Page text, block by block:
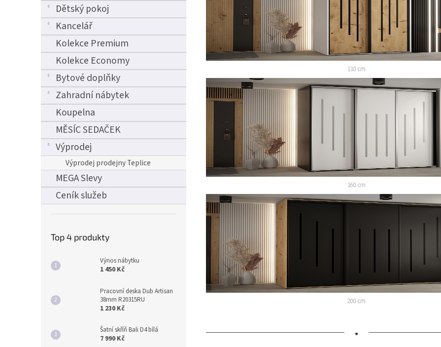
Dětský pokoj
Kancelář
Kolekce Premium
Kolekce Economy
Bytové doplňky
Zahradní nábytek
Koupelna
MĚSÍC SEDAČEK
Výprodej
Výprodej prodejny Teplice
MEGA Slevy
Ceník služeb
Top 4 produkty
Výnos nábytku
1 450 Kč
Pracovní deska Dub Artisan
38mm R20315RU
1 230 Kč
Šatní skříň Bali D4 bílá
7 990 Kč
110 cm
160 cm
200 cm
•